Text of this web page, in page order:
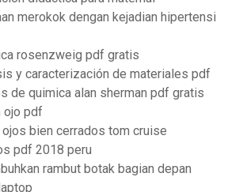
merokok dengan kejadian hipertensi
rosenzweig pdf gratis
y caracterización de materiales pdf
de quimica alan sherman pdf gratis
ojo pdf
bien cerrados tom cruise
pdf 2018 peru
rambut botak bagian depan